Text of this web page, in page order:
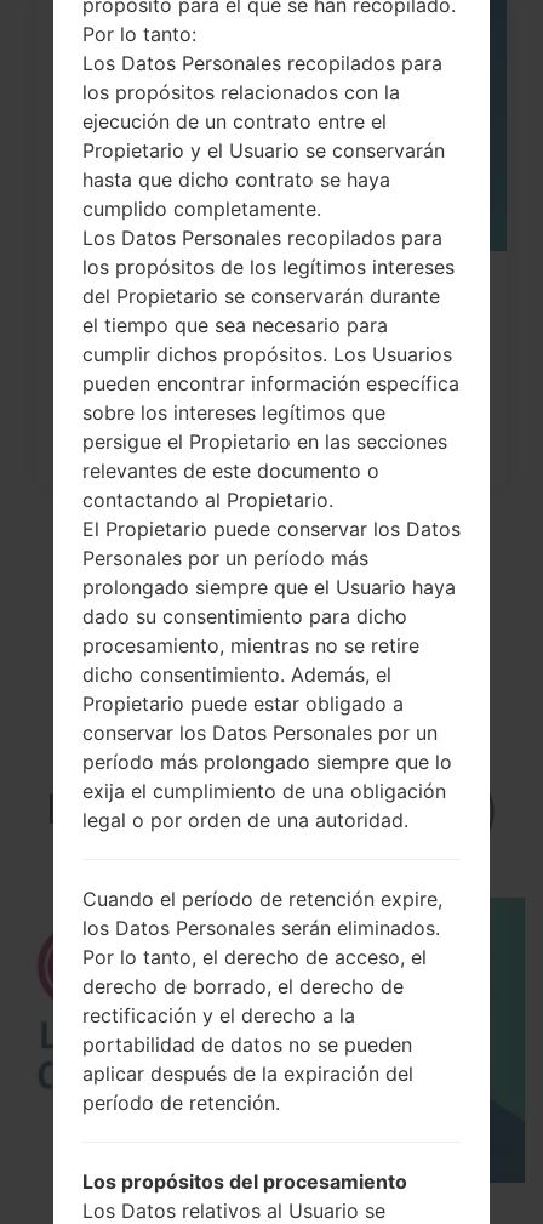
¿Cómo restablecer datos de fábrica
a través del menú...
El vídeo
LGH440V(LGH440V)
Los 5 principales Códigos Secretos para LG!
Por lo tanto:
Los Datos Personales recopilados para
los propósitos relacionados con la
ejecución de un contrato entre el
Propietario y el Usuario se conservarán
hasta que dicho contrato se haya
cumplido completamente.
Los Datos Personales recopilados para
los propósitos de los legítimos intereses
del Propietario se conservarán durante
el tiempo que sea necesario para
cumplir dichos propósitos. Los Usuarios
pueden encontrar información específica
sobre los intereses legítimos que
persigue el Propietario en las secciones
relevantes de este documento o
contactando al Propietario.
El Propietario puede conservar los Datos
Personales por un período más
prolongado siempre que el Usuario haya
dado su consentimiento para dicho
procesamiento, mientras no se retire
dicho consentimiento. Además, el
Propietario puede estar obligado a
conservar los Datos Personales por un
período más prolongado siempre que lo
exija el cumplimiento de una obligación
legal o por orden de una autoridad.
Cuando el período de retención expire,
los Datos Personales serán eliminados.
Por lo tanto, el derecho de acceso, el
derecho de borrado, el derecho de
rectificación y el derecho a la
portabilidad de datos no se pueden
aplicar después de la expiración del
período de retención.
Los propósitos del procesamiento
Los Datos relativos al Usuario se